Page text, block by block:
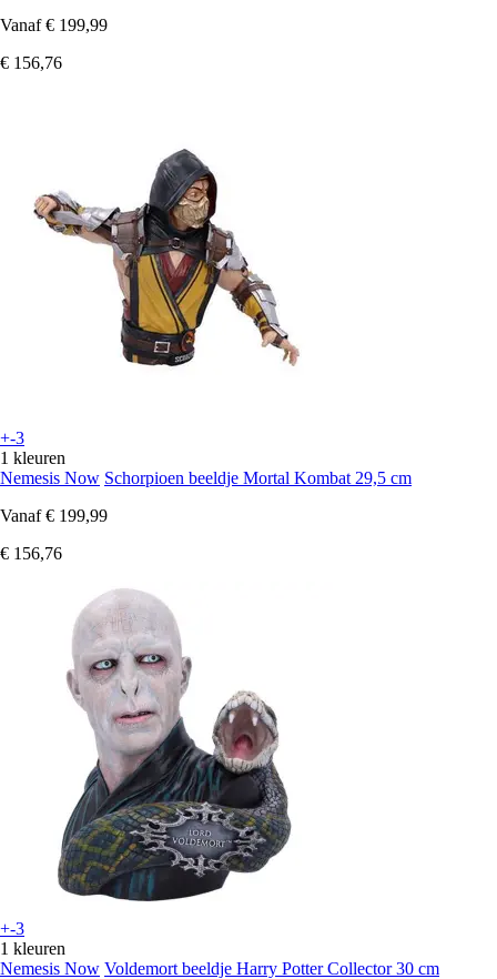
Vanaf € 199,99
€ 156,76
+-3
1 kleuren
Nemesis Now Schorpioen beeldje Mortal Kombat 29,5 cm
Vanaf € 199,99
€ 156,76
+-3
1 kleuren
Nemesis Now Voldemort beeldje Harry Potter Collector 30 cm